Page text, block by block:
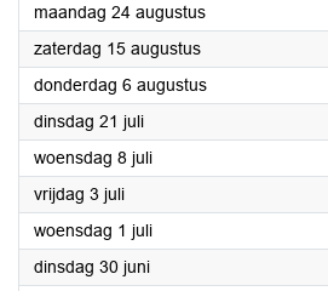
maandag 24 augustus2026
zaterdag 15 augustus2026
donderdag 6 augustus2026
dinsdag 21 juli2026
woensdag 8 juli2026
vrijdag 3 juli2026
woensdag 1 juli2026
dinsdag 30 juni2026